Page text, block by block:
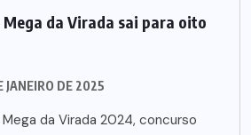
da Virada sai para oito
JANEIRO DE 2025
da Virada 2024, concurso